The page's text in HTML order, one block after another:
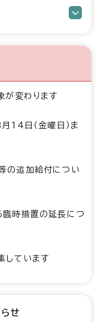
が変わります
14日（金曜日）ま
の追加給付につい
臨時措置の延長につ
しています
せ